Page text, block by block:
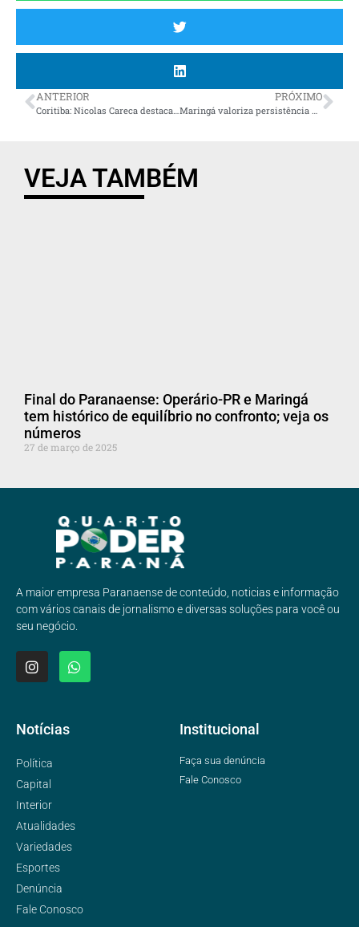
ANTERIOR PRÓXIMO
VEJA TAMBÉM
Final do Paranaense: Operário-PR e Maringá
tem histórico de equilíbrio no confronto; veja os
números
27 de março de 2025
A maior empresa Paranaense de conteúdo, noticias e informação
com vários canais de jornalismo e diversas soluções para você ou
seu negócio.
Notícias
Política
Capital
Interior
Atualidades
Variedades
Esportes
Denúncia
Fale Conosco
Institucional
Faça sua denúncia
Fale Conosco